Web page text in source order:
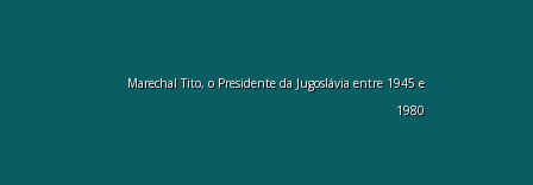
Marechal Tito, o Presidente da Jugoslávia entre 1945 e
1980